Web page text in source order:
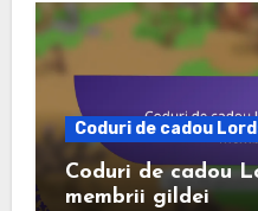
Coduri de cadou
Coduri de cadou
membrii gildei